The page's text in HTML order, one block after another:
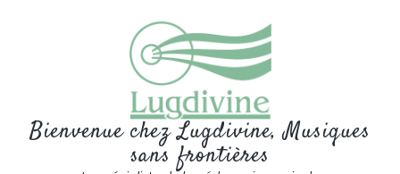
Bienvenue chez Lugdivine, Musiques
sans frontières